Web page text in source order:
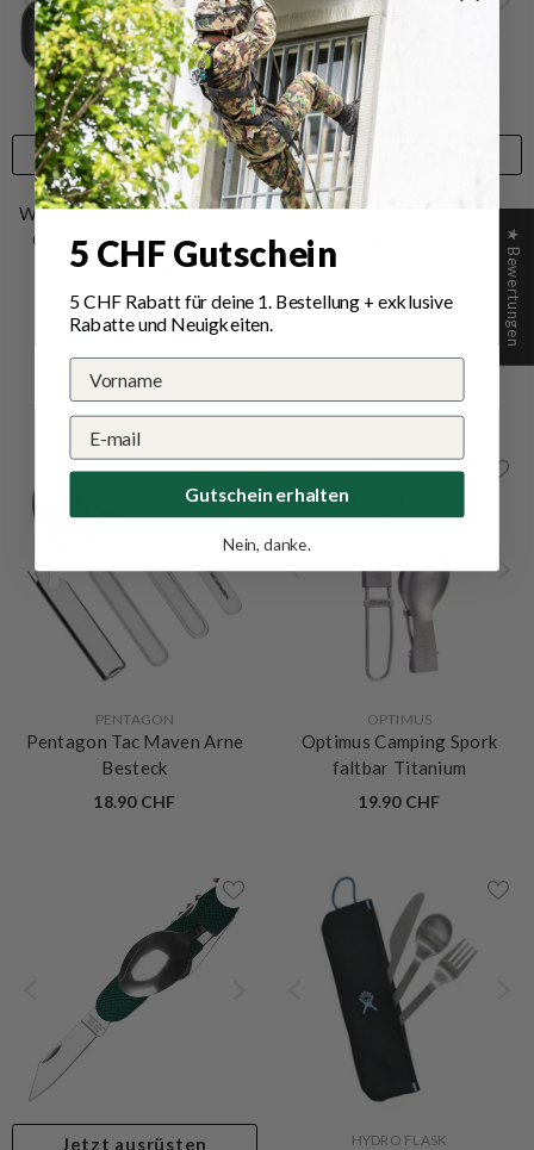
Jetzt ausrüsten
VERKÄUFERIN:WILDO
Wildo Camping Geschirr Set
Camp-A-Box Duo Light-
22.50 CHF
Jetzt ausrüsten
VERKÄUFERIN:
Primus Camping Besteck
16.90 CHF
+ 2
VERKÄUFERIN:PENTAGON
Pentagon Tac Maven Arne
VERKÄUFERIN:OPTIMUS
Optimus Camping Spork
★ Bewertungen
5 CHF Gutschein
5 CHF Rabatt für deine 1. Bestellung+ exklusive
Rabatte und Neuigkeiten.
Gutschein erhalten
Nein, danke.